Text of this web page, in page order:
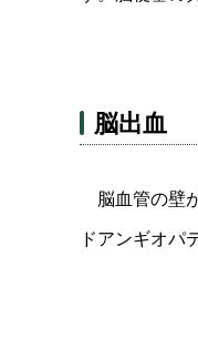
脳出血
脳血管の壁
ドアンギオパ